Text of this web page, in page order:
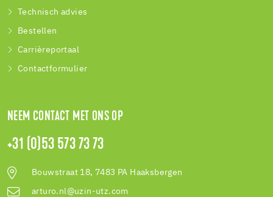
Technisch advies
Bestellen
Carrièreportaal
Contactformulier
NEEM CONTACT MET ONS OP
+31 (0)53 573 73 73
Bouwstraat 18, 7483 PA Haaksbergen
arturo.nl@uzin-utz.com